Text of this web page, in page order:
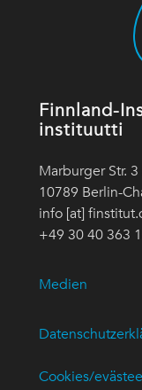
Finnland-
instituutti
Marburger Str. 3
10789 Berlin-
info [at]
+49 30 40 363
Medien
Cookies/